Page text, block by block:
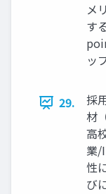
メ
す
ッ
29.
採
材
高
業/
性
び